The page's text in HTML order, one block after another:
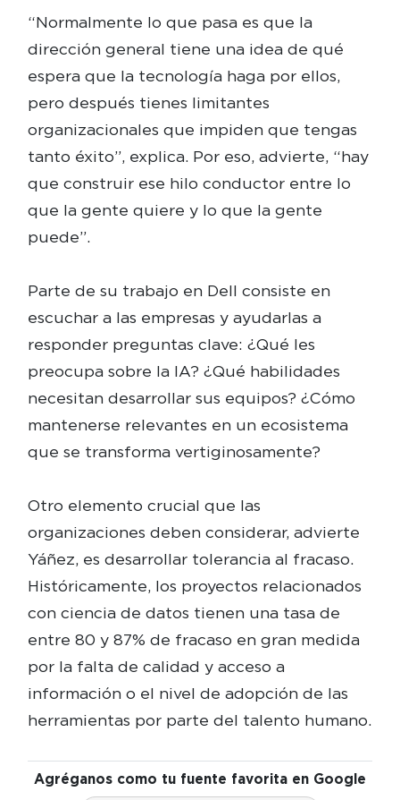
“Normalmente lo que pasa es que la
dirección general tiene una idea de qué
espera que la tecnología haga por ellos,
pero después tienes limitantes
organizacionales que impiden que tengas
tanto éxito”, explica. Por eso, advierte, “hay
que construir ese hilo conductor entre lo
que la gente quiere y lo que la gente
puede”.
Parte de su trabajo en Dell consiste en
escuchar a las empresas y ayudarlas a
responder preguntas clave: ¿Qué les
preocupa sobre la IA? ¿Qué habilidades
necesitan desarrollar sus equipos? ¿Cómo
mantenerse relevantes en un ecosistema
que se transforma vertiginosamente?
Otro elemento crucial que las
organizaciones deben considerar, advierte
Yáñez, es desarrollar tolerancia al fracaso.
Históricamente, los proyectos relacionados
con ciencia de datos tienen una tasa de
entre 80 y 87% de fracaso en gran medida
por la falta de calidad y acceso a
información o el nivel de adopción de las
herramientas por parte del talento humano.
Agréganos como tu fuente favorita en Google